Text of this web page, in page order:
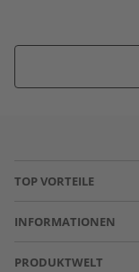
TOP VORTEILE
INFORMATIONEN
PRODUKTWELT